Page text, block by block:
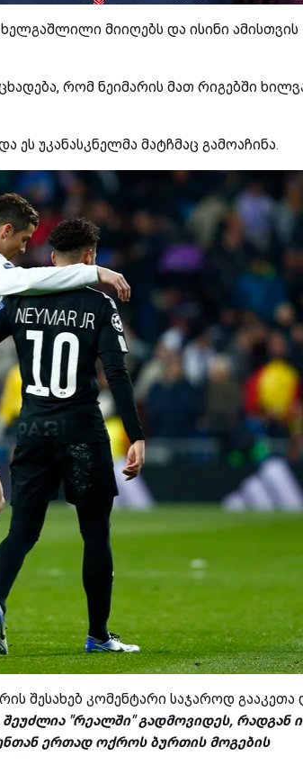
მიიღებს და ისინი ამისთვის
რომ ნეიმარის მათ რიგებში
ეს უკანასკნელმა მატჩმაც გამოაჩინა.
შესახებ კომენტარი საჯაროდ გააკეთა
შეუძლია "რეალში" გადმოვიდეს, რადგან
ერთად ოქროს ბურთის მოგების